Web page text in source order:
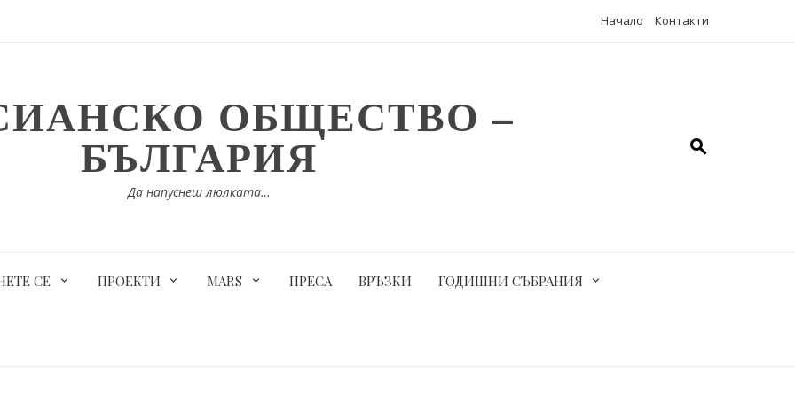
Начало Контакти
ОБЩЕСТВО –
БЪЛГАРИЯ
Да напуснеш люлката…
СЕ ПРОЕКТИ MARS ПРЕСА ВРЪЗКИ ГОДИШНИ СЪБРАНИЯ